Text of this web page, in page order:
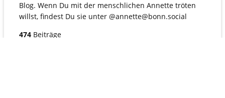
Blog. Wenn Du mit der menschlichen Annette tröten
willst, findest Du sie unter @annette@bonn.social
474 Beiträge